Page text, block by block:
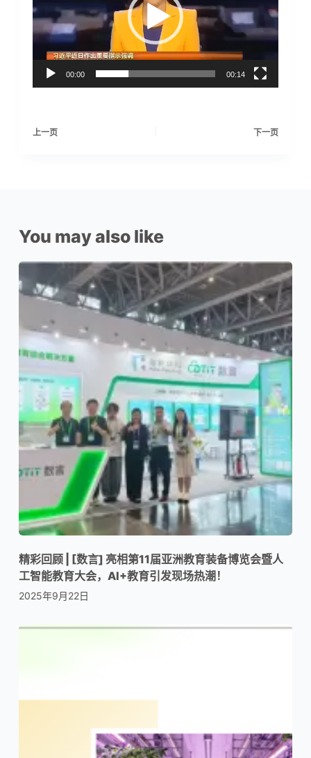
放
00:00 00:14
上一页 下一页
You may also like
精彩回顾 | [数言] 亮相第11届亚洲教育装备博览会暨人
工智能教育大会，AI+教育引发现场热潮！
2025年9月22日